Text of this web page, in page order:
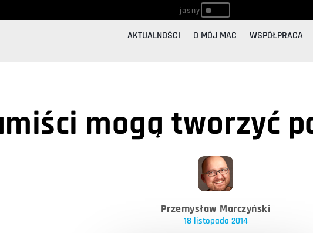
^
AKTUALNOŚCI O MÓJ MAC WSPÓŁPRACA
mogą tworzyć
Przemysław Marczyński
18 listopada 2014